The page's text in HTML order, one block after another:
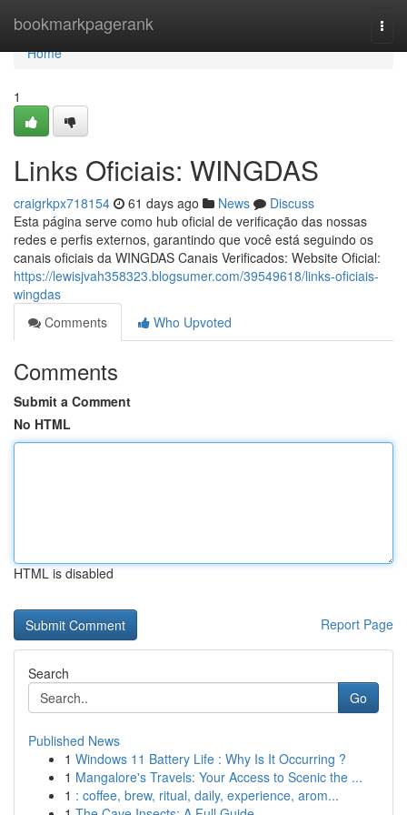
bookmarkpagerank
Home
Home
1
Links Oficiais: WINGDAS
craigrkpx718154 61 days ago News
Discuss
Esta página serve como hub oficial de verificação das nossas
redes e perfis externos, garantindo que você está seguindo os
canais oficiais da WINGDAS Canais Verificados: Website Oficial:
https://lewisjvah358323.blogsumer.com/39549618/links-oficiais-
wingdas
Comments
Who Upvoted
Comments
Submit a Comment
No HTML
HTML is disabled
Report Page
Search
Go
Published News
1 Windows 11 Battery Life : Why Is It Occurring ?
1 Mangalore's Travels: Your Access to Scenic the ...
1 : coffee, brew, ritual, daily, experience, arom...